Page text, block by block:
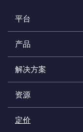
平台
产品
解决方案
资源
定价